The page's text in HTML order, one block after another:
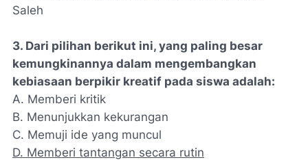
Saleh
3. Dari pilihan berikut ini, yang paling besar
kemungkinannya dalam mengembangkan
kebiasaan berpikir kreatif pada siswa adalah:
A. Memberi kritik
B. Menunjukkan kekurangan
C. Memuji ide yang muncul
D. Memberi tantangan secara rutin